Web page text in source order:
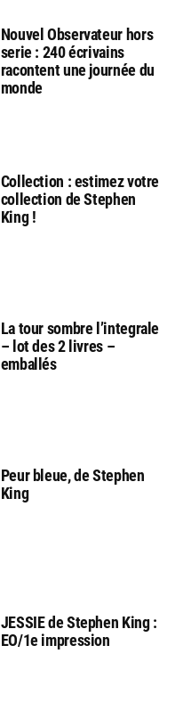
Nouvel Observateur hors
serie : 240 écrivains
racontent une journée du
monde
Collection : estimez votre
collection de Stephen
King !
La tour sombre l’integrale
– lot des 2 livres –
emballés
Peur bleue, de Stephen
King
JESSIE de Stephen King :
EO/1e impression